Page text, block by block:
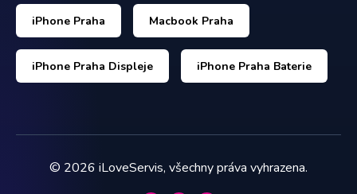
iPhone Praha Macbook Praha
iPhone Praha Displeje iPhone Praha Baterie
© 2026 iLoveServis, všechny práva vyhrazena.